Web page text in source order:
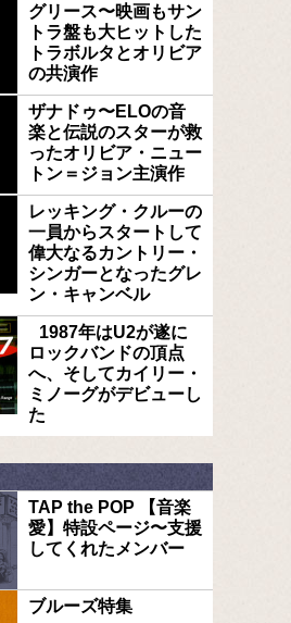
グリース〜映画もサン
トラ盤も大ヒットした
トラボルタとオリビア
の共演作
ザナドゥ〜ELOの音
楽と伝説のスターが救
ったオリビア・ニュー
トン＝ジョン主演作
レッキング・クルーの
一員からスタートして
偉大なるカントリー・
シンガーとなったグレ
ン・キャンベル
1987年はU2が遂に
ロックバンドの頂点
へ、そしてカイリー・
ミノーグがデビューし
た
TAP the POP 【音楽
愛】特設ページ〜支援
してくれたメンバー
ブルーズ特集